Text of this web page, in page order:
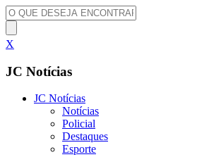
X
JC Notícias
JC Notícias
Notícias
Policial
Destaques
Esporte